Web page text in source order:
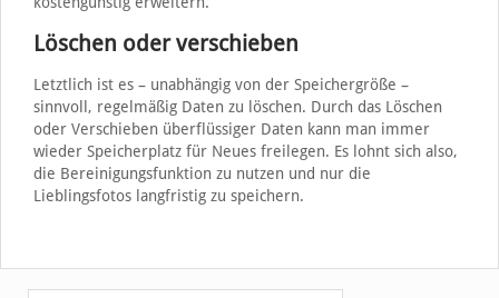
Löschen oder verschieben
Letztlich ist es – unabhängig von der Speichergröße –
sinnvoll, regelmäßig Daten zu löschen. Durch das Löschen
oder Verschieben überflüssiger Daten kann man immer
wieder Speicherplatz für Neues freilegen. Es lohnt sich also,
die Bereinigungsfunktion zu nutzen und nur die
Lieblingsfotos langfristig zu speichern.